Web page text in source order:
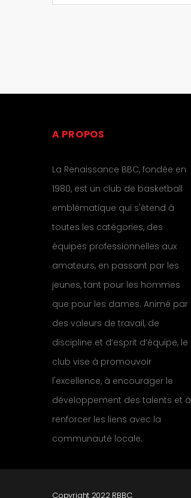
A PROPOS
La Renaissance BBC, fondée en
1980, est un club de basketball
emblématique qui s'étend à
toutes les catégories, des
équipes professionnelles aux
amateurs, en passant par les
jeunes, tant pour les hommes
que pour les dames. Animé par
des valeurs de travail, de
discipline et d’esprit d’équipe, le
club vise à promouvoir
l'excellence, à encourager le
développement des talents et à
renforcer les liens avec la
communauté locale.
Copyright 2022 RBBC